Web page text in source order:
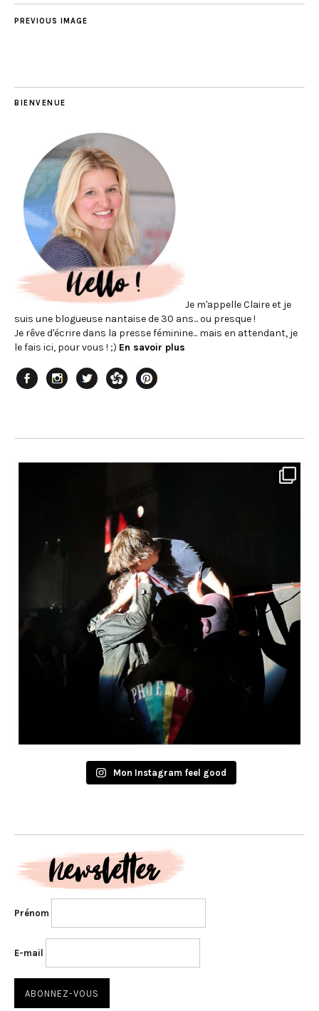
PREVIOUS IMAGE
BIENVENUE
Je m'appelle Claire et je
suis une blogueuse nantaise de 30 ans... ou presque !
Je rêve d'écrire dans la presse féminine... mais en attendant, je
le fais ici, pour vous ! ;) En savoir plus
Mon Instagram feel good
Prénom
E-mail